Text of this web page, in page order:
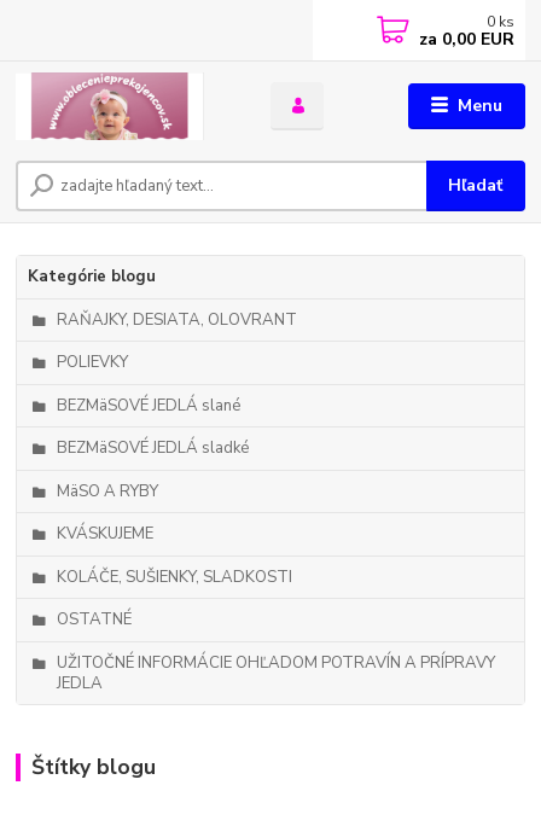
Menu
Hľadať
0 ks
za 0,00 EUR
Kategórie blogu
RAŇAJKY, DESIATA, OLOVRANT
POLIEVKY
BEZMäSOVÉ JEDLÁ slané
BEZMäSOVÉ JEDLÁ sladké
MäSO A RYBY
KVÁSKUJEME
KOLÁČE, SUŠIENKY, SLADKOSTI
OSTATNÉ
UŽITOČNÉ INFORMÁCIE OHĽADOM POTRAVÍN A PRÍPRAVY
JEDLA
Štítky blogu